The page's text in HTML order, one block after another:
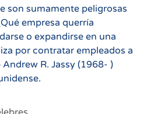
son sumamente peligrosas
empresa querría
o expandirse en una
por contratar empleados a
R. Jassy (1968- )